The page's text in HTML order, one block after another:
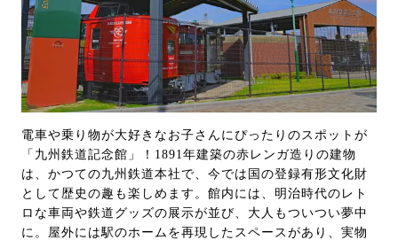
電車や乗り物が大好きなお子さんにぴったりのスポットが
「九州鉄道記念館」！1891年建築の赤レンガ造りの建物
は、かつての九州鉄道本社で、今では国の登録有形文化財
として歴史の趣も楽しめます。館内には、明治時代のレト
ロな車両や鉄道グッズの展示が並び、大人もついつい夢中
に。屋外には駅のホームを再現したスペースがあり、実物